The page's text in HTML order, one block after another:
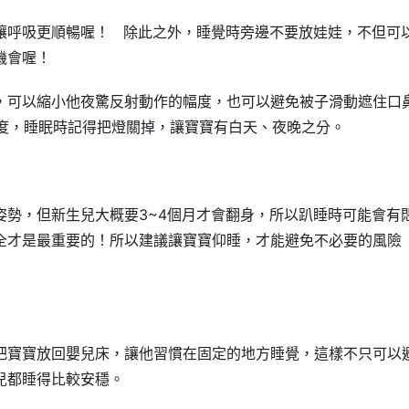
呼吸更順暢喔！ 除此之外，睡覺時旁邊不要放娃娃，不但可
喔！
以縮小他夜驚反射動作的幅度，也可以避免被子滑動遮住口
睡眠時記得把燈關掉，讓寶寶有白天、夜晚之分。
，但新生兒大概要3~4個月才會翻身，所以趴睡時可能會有
是最重要的！所以建議讓寶寶仰睡，才能避免不必要的風險
寶放回嬰兒床，讓他習慣在固定的地方睡覺，這樣不只可以
睡得比較安穩。